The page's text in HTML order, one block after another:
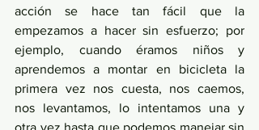
acción se hace tan fácil que la
empezamos a hacer sin esfuerzo; por
ejemplo, cuando éramos niños y
aprendemos a montar en bicicleta la
primera vez nos cuesta, nos caemos,
nos levantamos, lo intentamos una y